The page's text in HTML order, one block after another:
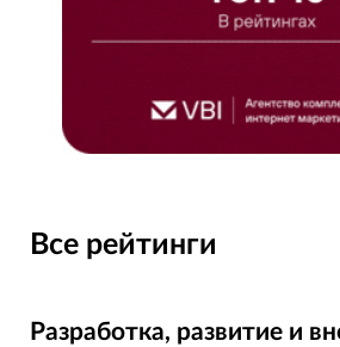
Все рейтинги
Разработка, развитие и